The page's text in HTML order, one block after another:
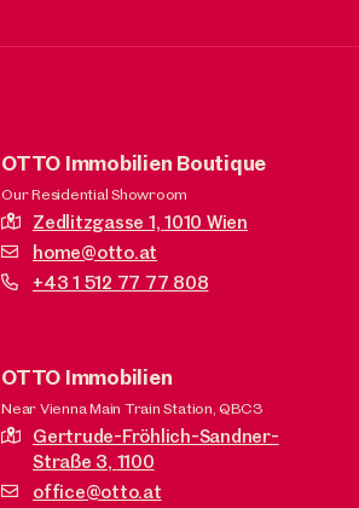
OTTO Immobilien Boutique
Our Residential Showroom
Zedlitzgasse 1,1010 Wien
home@otto.at
+43 1 512 77 77 808
OTTO Immobilien
Near Vienna Main Train Station, QBC3
Gertrude-Fröhlich-Sandner-
Straße 3, 1100
office@otto.at